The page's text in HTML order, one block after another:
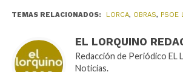
TEMAS RELACIONADOS: LORCA, OBRAS, PSOE
EL LORQUINO
Redacción de Periódico EL
Noticias.